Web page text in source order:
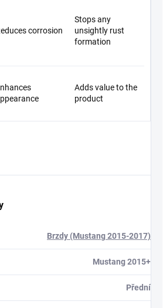
corrosion
Stops any
unsightly rust
formation
Adds value to the
product
Brzdy (Mustang 2015-2017)
Mustang 2015+
Přední